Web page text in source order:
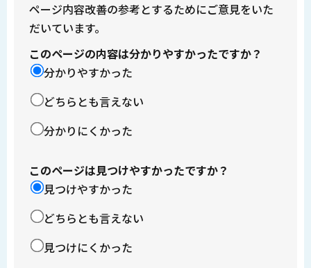
ページ内容改善の参考とするためにご意見をいた
だいています。
このページの内容は分かりやすかったですか？
分かりやすかった
どちらとも言えない
分かりにくかった
このページは見つけやすかったですか？
見つけやすかった
どちらとも言えない
見つけにくかった